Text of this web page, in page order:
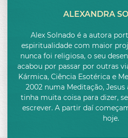
DEZEMBRO
ALEXANDRA
Alex Solnado é a autora
espiritualidade com maior
nunca foi religiosa, o seu
acabou por passar por outras
Kármica, Ciência Esotérica e
2002 numa Meditação, Jesus
tinha muita coisa para dizer,
escrever. A partir daí
hoje.